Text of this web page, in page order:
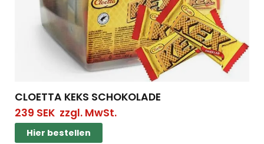
CLOETTA KEKS SCHOKOLADE
239 SEKzzgl. MwSt.
Hier bestellen